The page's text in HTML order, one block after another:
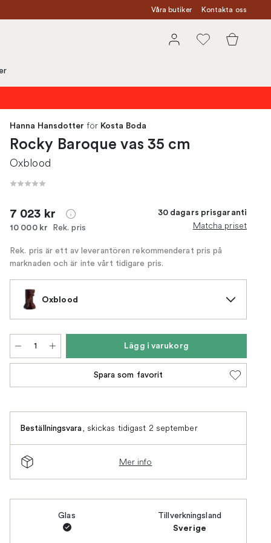
Våra butiker Kontakta oss
Hanna Hansdotter för Kosta Boda
Rocky Baroque vas 35 cm
Oxblood
7 023 kr
10 000 kr Rek. pris
30 dagars prisgaranti
Matcha priset
Rek. pris är ett av leverantören rekommenderat pris på
marknaden och är inte vårt tidigare pris.
Oxblood
Lägg i varukorg
Spara som favorit
Beställningsvara, skickas tidigast 2 september
Mer info
Glas Tillverkningsland
Sverige